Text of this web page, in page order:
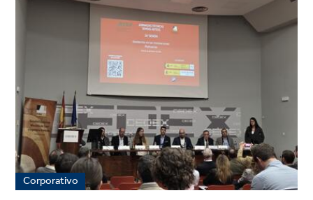
Corporativo